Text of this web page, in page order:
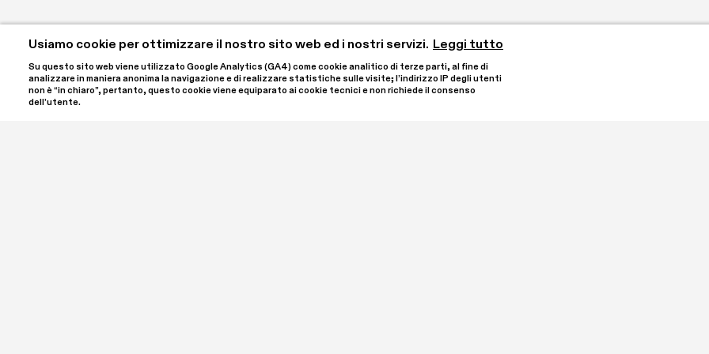
Usiamo cookie per ottimizzare il nostro sito web ed i nostri servizi. Leggi tutto
Su questo sito web viene utilizzato Google Analytics (GA4) come cookie analitico di terze parti, al fine di
analizzare in maniera anonima la navigazione e di realizzare statistiche sulle visite; l’indirizzo IP degli utenti
non è “in chiaro”, pertanto, questo cookie viene equiparato ai cookie tecnici e non richiede il consenso
dell’utente.